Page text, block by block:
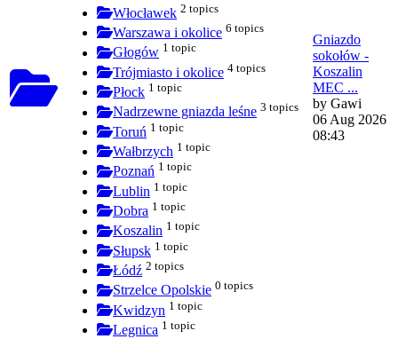
Włocławek 2 topics
Warszawa i okolice 6 topics
Głogów 1 topic
Trójmiasto i okolice 4 topics
Płock 1 topic
Nadrzewne gniazda leśne 3 topics
Toruń 1 topic
Wałbrzych 1 topic
Poznań 1 topic
Lublin 1 topic
Dobra 1 topic
Koszalin 1 topic
Słupsk 1 topic
Łódź 2 topics
Strzelce Opolskie 0 topics
Kwidzyn 1 topic
Legnica 1 topic
Gniazdo
sokołów -
Koszalin
MEC ...
by Gawi
06 Aug 2026
08:43